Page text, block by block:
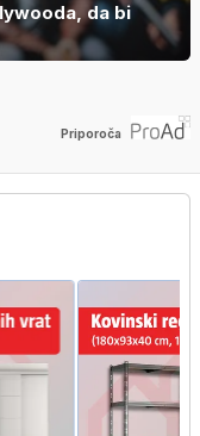
da bi
Priporoča